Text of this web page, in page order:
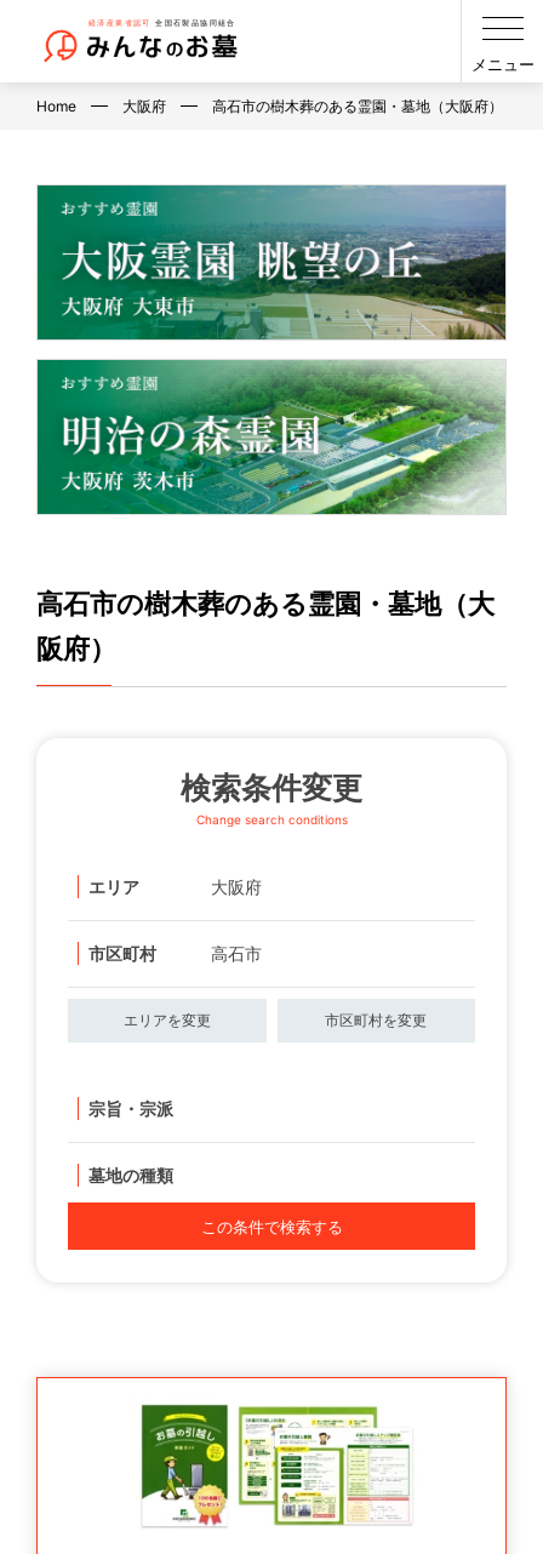
メニュー
Home 大阪府 高石市の樹木葬のある霊園・墓地（大阪府）
高石市の樹木葬のある霊園・墓地（大
阪府）
検索条件変更
Change search conditions
エリア 大阪府
市区町村 高石市
エリアを変更 市区町村を変更
宗旨・宗派
墓地の種類
この条件で検索する